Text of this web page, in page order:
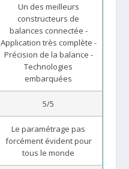
Un des meilleurs
constructeurs de
balances connectée -
Application très complète -
Précision de la balance -
Technologies
embarquées
5/5
Le paramétrage pas
forcément évident pour
tous le monde